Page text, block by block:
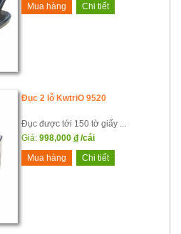
Mua hàng
Chi tiết
Đục 2 lỗ KwtriO 9520
Đục được tới 150 tờ giấy ...
Giá: 998,000 đ /cái
Mua hàng
Chi tiết